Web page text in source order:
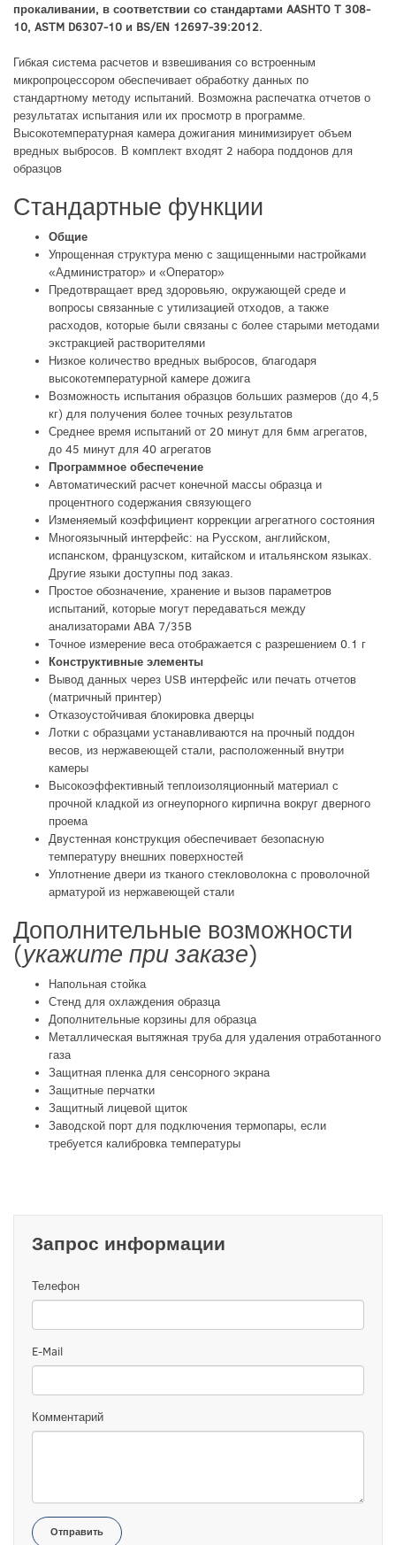
прокаливании, в соответствии со стандартами AASHTO T 308-
10, ASTM D6307-10 и BS/EN 12697-39:2012.
Гибкая система расчетов и взвешивания со встроенным
микропроцессором обеспечивает обработку данных по
стандартному методу испытаний. Возможна распечатка отчетов о
результатах испытания или их просмотр в программе.
Высокотемпературная камера дожигания минимизирует объем
вредных выбросов. В комплект входят 2 набора поддонов для
образцов
Стандартные функции
Общие
Упрощенная структура меню с защищенными настройками
«Администратор» и «Оператор»
Предотвращает вред здоровьяю, окружающей среде и
вопросы связанные с утилизацией отходов, а также
расходов, которые были связаны с более старыми методами
экстракцией растворителями
Низкое количество вредных выбросов, благодаря
высокотемпературной камере дожига
Возможность испытания образцов больших размеров (до 4,5
кг) для получения более точных результатов
Среднее время испытаний от 20 минут для 6мм агрегатов,
до 45 минут для 40 агрегатов
Программное обеспечение
Автоматический расчет конечной массы образца и
процентного содержания связующего
Изменяемый коэффициент коррекции агрегатного состояния
Многоязычный интерфейс: на Русском, английском,
испанском, французском, китайском и итальянском языках.
Другие языки доступны под заказ.
Простое обозначение, хранение и вызов параметров
испытаний, которые могут передаваться между
анализаторами ABA 7/35B
Точное измерение веса отображается с разрешением 0.1 г
Конструктивные элементы
Вывод данных через USB интерфейс или печать отчетов
(матричный принтер)
Отказоустойчивая блокировка дверцы
Лотки с образцами устанавливаются на прочный поддон
весов, из нержавеющей стали, расположенный внутри
камеры
Высокоэффективный теплоизоляционный материал с
прочной кладкой из огнеупорного кирпична вокруг дверного
проема
Двустенная конструкция обеспечивает безопасную
температуру внешних поверхностей
Уплотнение двери из тканого стекловолокна с проволочной
арматурой из нержавеющей стали
Дополнительные возможности
(укажите при заказе)
Напольная стойка
Стенд для охлаждения образца
Дополнительные корзины для образца
Металлическая вытяжная труба для удаления отработанного
газа
Защитная пленка для сенсорного экрана
Защитные перчатки
Защитный лицевой щиток
Заводской порт для подключения термопары, если
требуется калибровка температуры
Запрос информации
Телефон
E-Mail
Комментарий
Отправить